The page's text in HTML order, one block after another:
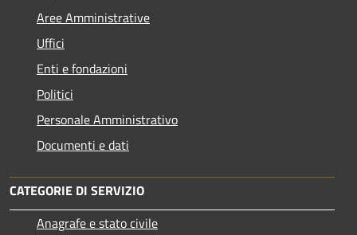
Aree Amministrative
Uffici
Enti e fondazioni
Politici
Personale Amministrativo
Documenti e dati
CATEGORIE DI SERVIZIO
Anagrafe e stato civile